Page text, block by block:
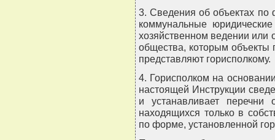
3. Сведения об объектах
коммунальные
хозяйственном ведении или
общества, которым объекты
представляют горисполкому.
4. Горисполком на
настоящей Инструкции
и устанавливает перечни
находящихся только в
по форме, установленной